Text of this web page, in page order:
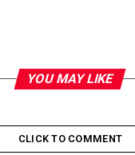
YOU MAY LIKE
CLICK TO COMMENT